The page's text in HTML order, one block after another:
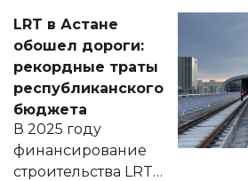
документ
появился в базе
нормативных
правовых актов и
на сайте маслихат
города.
LRT в Астане
обошел дороги:
рекордные траты
республиканского
бюджета
В 2025 году
финансирование
строительства LRT